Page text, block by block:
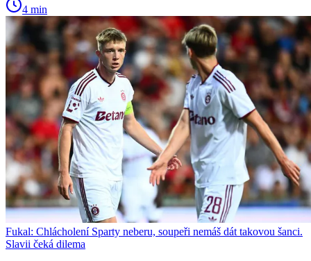
4 min
Fukal: Chlácholení Sparty neberu, soupeři nemáš dát takovou šanci.
Slavii čeká dilema